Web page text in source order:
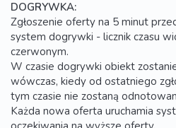
DOGRYWKA:
Zgłoszenie oferty na 5 minut
system dogrywki - licznik czasu
czerwonym.
W czasie dogrywki obiekt
wówczas, kiedy od ostatniego
tym czasie nie zostaną
Każda nowa oferta uruchamia